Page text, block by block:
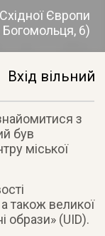
Європи
Богомольця, 6)
Вхід вільний
з
був
міської
також великої
образи» (UID).